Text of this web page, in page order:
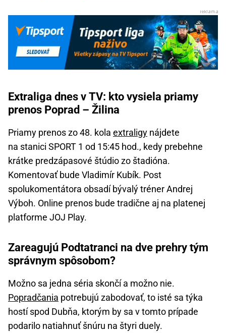
Extraliga dnes v TV: kto vysiela priamy
prenos Poprad – Žilina
Priamy prenos zo 48. kola extraligy nájdete
na stanici SPORT 1 od 15:45 hod., kedy prebehne
krátke predzápasové štúdio zo štadióna.
Komentovať bude Vladimír Kubík. Post
spolukomentátora obsadí bývalý tréner Andrej
Výboh. Online prenos bude tradične aj na platenej
platforme JOJ Play.
Zareagujú Podtatranci na dve prehry tým
správnym spôsobom?
Možno sa jedna séria skončí a možno nie.
Popradčania potrebujú zabodovať, to isté sa týka
hostí spod Dubňa, ktorým by sa v tomto prípade
podarilo natiahnuť šnúru na štyri duely.